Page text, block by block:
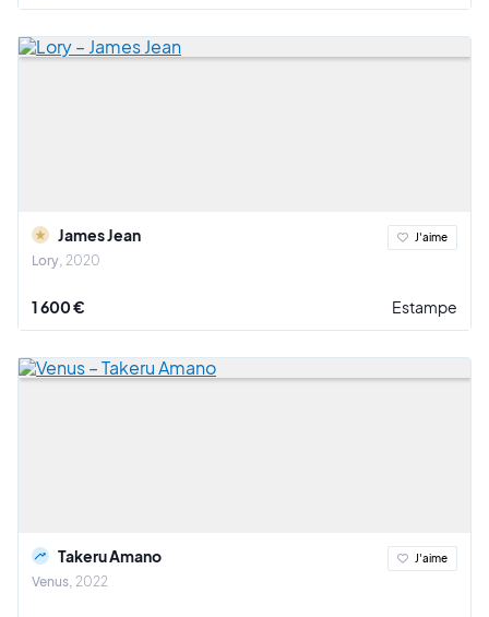
James Jean
Lory 2020
J'aime
1 600 € Estampe
Takeru Amano
Venus 2022
J'aime